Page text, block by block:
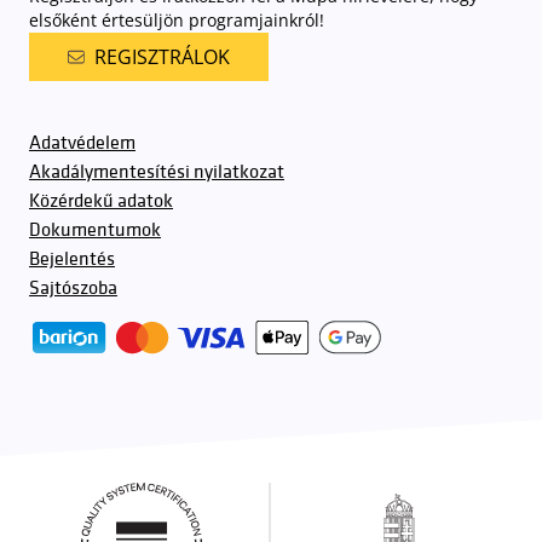
elsőként értesüljön programjainkról!
REGISZTRÁLOK
Adatvédelem
Akadálymentesítési nyilatkozat
Közérdekű adatok
Dokumentumok
Bejelentés
Sajtószoba